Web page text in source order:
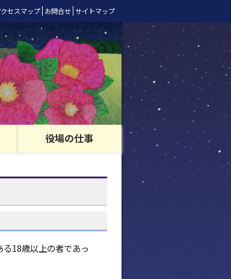
クセスマップ お問合せ サイトマップ
役場の仕事
18歳以上の者であっ